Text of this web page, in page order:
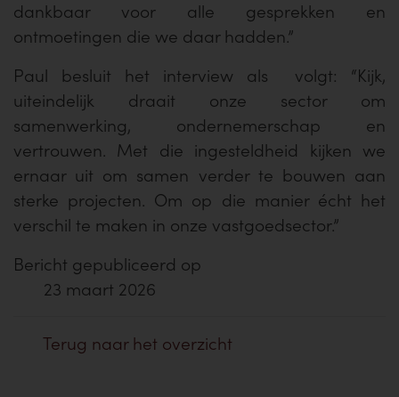
dankbaar voor alle gesprekken en
ontmoetingen die we daar hadden.”
Paul besluit het interview als volgt: “Kijk,
uiteindelijk draait onze sector om
samenwerking, ondernemerschap en
vertrouwen. Met die ingesteldheid kijken we
ernaar uit om samen verder te bouwen aan
sterke projecten. Om op die manier écht het
verschil te maken in onze vastgoedsector.”
Bericht gepubliceerd op
23 maart 2026
Terug naar het overzicht